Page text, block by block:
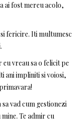
ai fost mereu acolo,
fericire. Iti multumesc
vreau sa o felicit pe
ani impliniti si voiosi,
vad cum gestionezi
Te admir cu